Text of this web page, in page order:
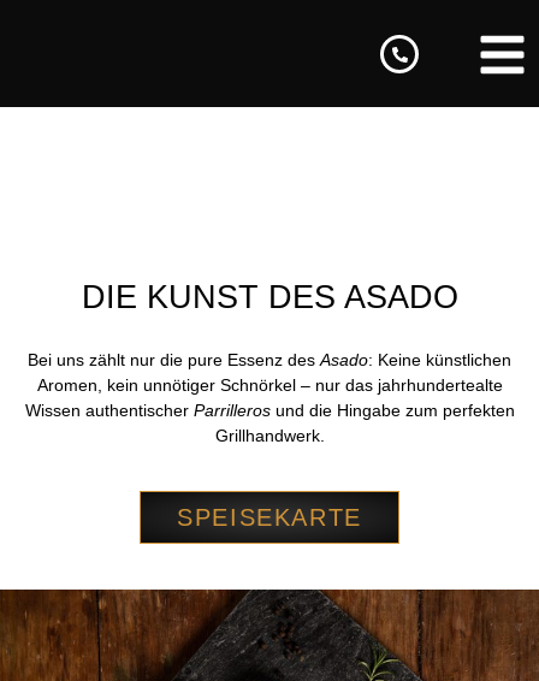
FEINSTE ARGENTINISCHE
DIE KUNST DES ASADO
Bei uns zählt nur die pure Essenz desAsado: Keine künstlichen
Aromen, kein unnötiger Schnörkel – nur das jahrhundertealte
Wissen authentischer Parrillerosund die Hingabe zum perfekten
Grillhandwerk.
SPEISEKARTE